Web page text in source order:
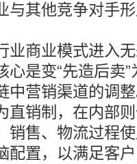
与其他竞争对手
业商业模式进入
心是变“先造后卖
中营销渠道的调
直销制，在内部
销售、物流过程
配置，以满足客